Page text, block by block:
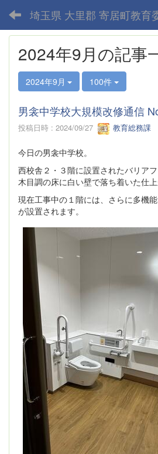
2024年9月の記事
2024年9月 100件
男衾中学校大規模改修通信
投稿日時 : 2024/09/27 教育総務課
今日の男衾中学校。
西校舎２・３階に設置されたバリアフ
木目調の床に白い壁で落ち着いた仕上
現在工事中の１階には、さらに多機
が設置されます。